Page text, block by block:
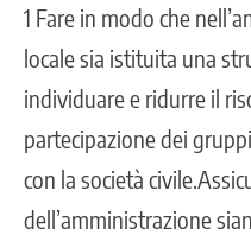
1 Fare in modo che
locale sia istituita una
individuare e ridurre il
partecipazione dei
con la società
dell’amministrazione